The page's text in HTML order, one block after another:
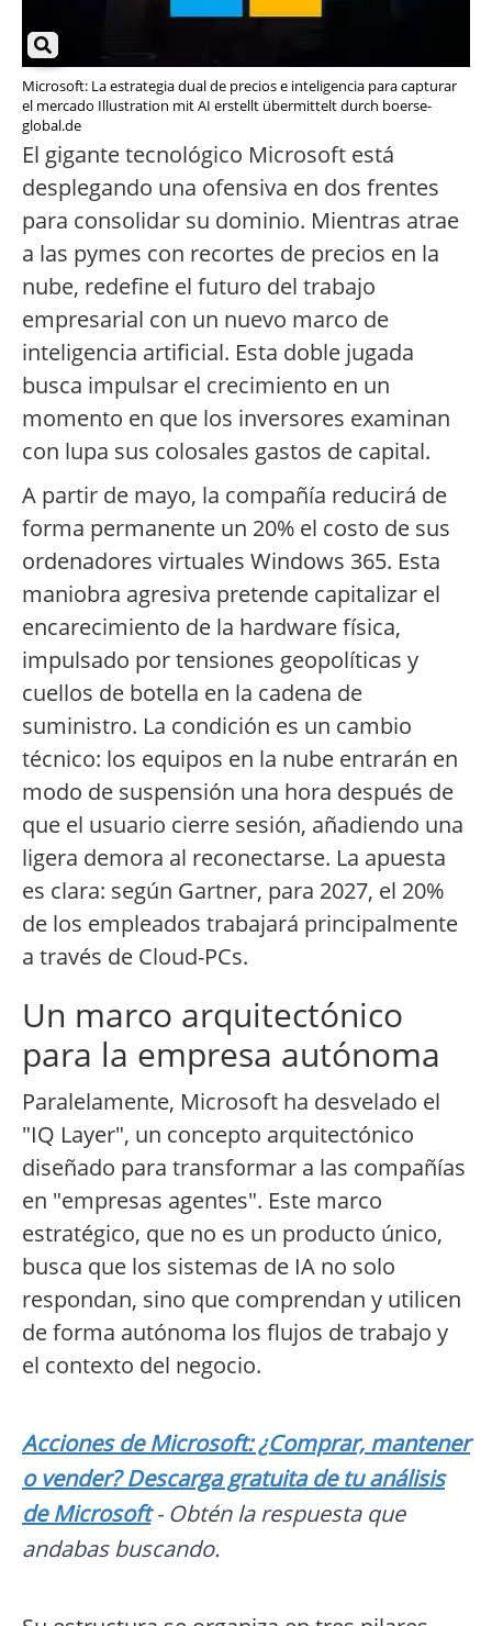
Microsoft: La estrategia dual de precios e inteligencia para capturar
el mercado Illustration mit AI erstellt übermittelt durch boerse-
global.de
El gigante tecnológico Microsoft está
desplegando una ofensiva en dos frentes
para consolidar su dominio. Mientras atrae
a las pymes con recortes de precios en la
nube, redefine el futuro del trabajo
empresarial con un nuevo marco de
inteligencia artificial. Esta doble jugada
busca impulsar el crecimiento en un
momento en que los inversores examinan
con lupa sus colosales gastos de capital.
A partir de mayo, la compañía reducirá de
forma permanente un 20% el costo de sus
ordenadores virtuales Windows 365. Esta
maniobra agresiva pretende capitalizar el
encarecimiento de la hardware física,
impulsado por tensiones geopolíticas y
cuellos de botella en la cadena de
suministro. La condición es un cambio
técnico: los equipos en la nube entrarán en
modo de suspensión una hora después de
que el usuario cierre sesión, añadiendo una
ligera demora al reconectarse. La apuesta
es clara: según Gartner, para 2027, el 20%
de los empleados trabajará principalmente
a través de Cloud-PCs.
Un marco arquitectónico
para la empresa autónoma
Paralelamente, Microsoft ha desvelado el
"IQ Layer", un concepto arquitectónico
diseñado para transformar a las compañías
en "empresas agentes". Este marco
estratégico, que no es un producto único,
busca que los sistemas de IA no solo
respondan, sino que comprendan y utilicen
de forma autónoma los flujos de trabajo y
el contexto del negocio.
Acciones de Microsoft: ¿Comprar, mantener
o vender? Descarga gratuita de tu análisis
de Microsoft- Obtén la respuesta que
andabas buscando.